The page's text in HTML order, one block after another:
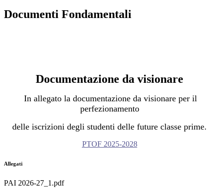
Documenti Fondamentali
Documentazione da visionare
In allegato la documentazione da visionare per il
perfezionamento
delle iscrizioni degli studenti delle future classe prime.
PTOF 2025-2028
Allegati
PAI 2026-27_1.pdf